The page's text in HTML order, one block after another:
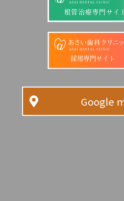
根管治療専門サイ
採用専門サイト
Google